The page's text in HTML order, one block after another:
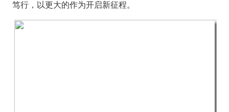
笃行，以更大的作为开启新征程。